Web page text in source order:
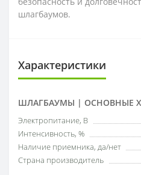
шлагбаумов.
Характеристики
ШЛАГБАУМЫ | ОСНОВНЫЕ
Электропитание, В
Интенсивность, %
Наличие приемника, да/нет
Страна производитель